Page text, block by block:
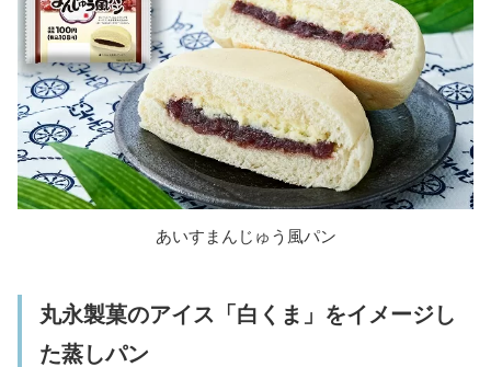
あいすまんじゅう風パン
丸永製菓のアイス「白くま」をイメージし
た蒸しパン